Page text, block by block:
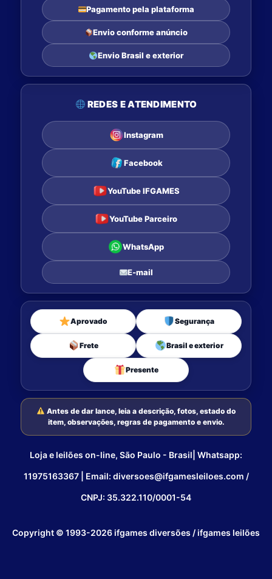
Pagamento pela plataforma
Envio conforme anúncio
Envio Brasil e exterior
REDES E ATENDIMENTO
Instagram
Facebook
YouTube IFGAMES
YouTube Parceiro
WhatsApp
E-mail
Aprovado Segurança
Frete Brasil e exterior
Presente
Antes de dar lance, leia a descrição, fotos, estado do
item, observações, regras de pagamento e envio.
Loja e leilões on-line, São Paulo - Brasil| Whatsapp:
11975163367 | Email: diversoes@ifgamesleiloes.com /
CNPJ: 35.322.110/0001-54
Copyright © 1993-2026 ifgames diversões / ifgames leilões